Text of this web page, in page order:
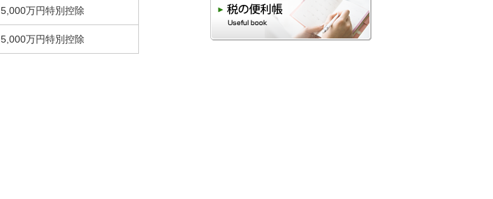
5,000万円特別控除
5,000万円特別控除